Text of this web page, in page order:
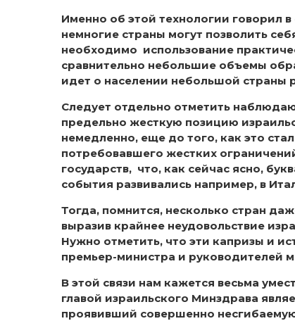
Именно об этой технологии говорил
немногие страны могут позволить
необходимо использование
сравнительно небольшие объемы
идет о населении небольшой
Следует отдельно отметить
предельно жесткую позицию
немедленно, еще до того, как это
потребовавшего жестких
государств, что, как сейчас ясно,
события развивались например, в
Тогда, помнится, несколько стран
выразив крайнее неудовольствие
Нужно отметить, что эти капризы и
премьер-министра и руководителей
В этой связи нам кажется весьма
главой израильского Минздрава
проявивший совершенно